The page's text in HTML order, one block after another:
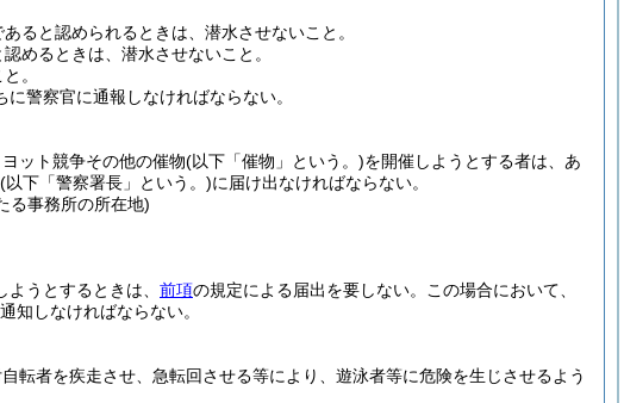
ると認められるときは、潜水させないこと。
めるときは、潜水させないこと。
。
警察官に通報しなければならない。
ット競争その他の催物(以下「催物」という。)を開催しようとする者は、あ
(以下「警察署長」という。)に届け出なければならない。
る事務所の所在地)
うとするときは、 前項の規定による届出を要しない。
この場合において、
知しなければならない。
転者を疾走させ、急転回させる等により、遊泳者等に危険を生じさせるよう